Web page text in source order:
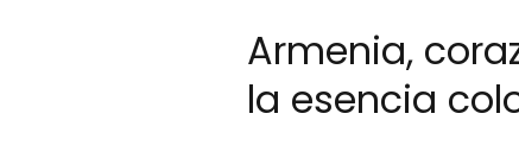
Armenia,
la esencia